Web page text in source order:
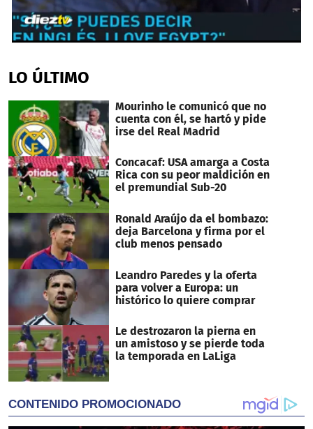
of
22
LO ÚLTIMO
Mourinho le comunicó que no
cuenta con él, se hartó y pide
irse del Real Madrid
Concacaf: USA amarga a Costa
Rica con su peor maldición en
el premundial Sub-20
Ronald Araújo da el bombazo:
deja Barcelona y firma por el
club menos pensado
Leandro Paredes y la oferta
para volver a Europa: un
histórico lo quiere comprar
Le destrozaron la pierna en
un amistoso y se pierde toda
la temporada en LaLiga